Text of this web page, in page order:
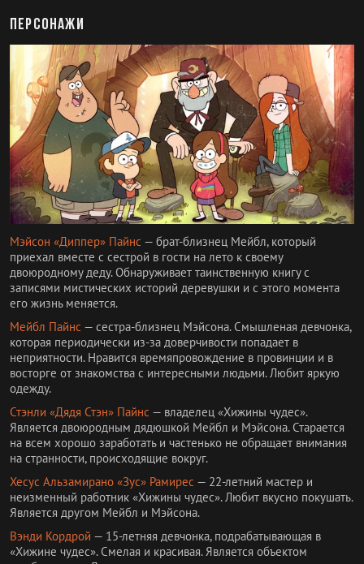
Персонажи
Мэйсон «Диппер» Пайнс — брат-близнец Мейбл, который
приехал вместе с сестрой в гости на лето к своему
двоюродному деду. Обнаруживает таинственную книгу с
записями мистических историй деревушки и с этого момента
его жизнь меняется.
Мейбл Пайнс — сестра-близнец Мэйсона. Смышленая девчонка,
которая периодически из-за доверчивости попадает в
неприятности. Нравится времяпровождение в провинции и в
восторге от знакомства с интересными людьми. Любит яркую
одежду.
Стэнли «Дядя Стэн» Пайнс — владелец «Хижины чудес».
Является двоюродным дядюшкой Мейбл и Мэйсона. Старается
на всем хорошо заработать и частенько не обращает внимания
на странности, происходящие вокруг.
Хесус Альзамирано «Зус» Рамирес — 22-летний мастер и
неизменный работник «Хижины чудес». Любит вкусно покушать.
Является другом Мейбл и Мэйсона.
Вэнди Кордрой — 15-летняя девчонка, подрабатывающая в
«Хижине чудес». Смелая и красивая. Является объектом